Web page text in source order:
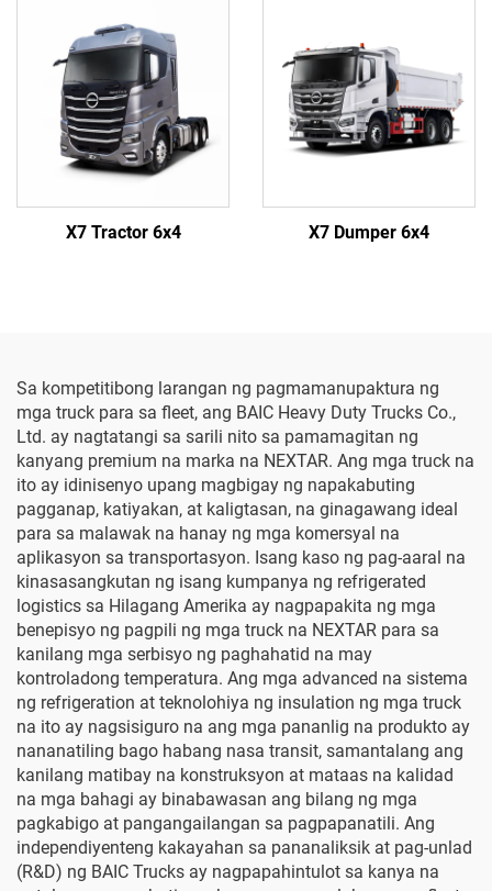
X7 Tractor 6x4 X7 Dumper 6x4
Sa kompetitibong larangan ng pagmamanupaktura ng
mga truck para sa fleet, ang BAIC Heavy Duty Trucks Co.,
Ltd. ay nagtatangi sa sarili nito sa pamamagitan ng
kanyang premium na marka na NEXTAR. Ang mga truck na
ito ay idinisenyo upang magbigay ng napakabuting
pagganap, katiyakan, at kaligtasan, na ginagawang ideal
para sa malawak na hanay ng mga komersyal na
aplikasyon sa transportasyon. Isang kaso ng pag-aaral na
kinasasangkutan ng isang kumpanya ng refrigerated
logistics sa Hilagang Amerika ay nagpapakita ng mga
benepisyo ng pagpili ng mga truck na NEXTAR para sa
kanilang mga serbisyo ng paghahatid na may
kontroladong temperatura. Ang mga advanced na sistema
ng refrigeration at teknolohiya ng insulation ng mga truck
na ito ay nagsisiguro na ang mga pananlig na produkto ay
nananatiling bago habang nasa transit, samantalang ang
kanilang matibay na konstruksyon at mataas na kalidad
na mga bahagi ay binabawasan ang bilang ng mga
pagkabigo at pangangailangan sa pagpapanatili. Ang
independiyenteng kakayahan sa pananaliksik at pag-unlad
(R&D) ng BAIC Trucks ay nagpapahintulot sa kanya na